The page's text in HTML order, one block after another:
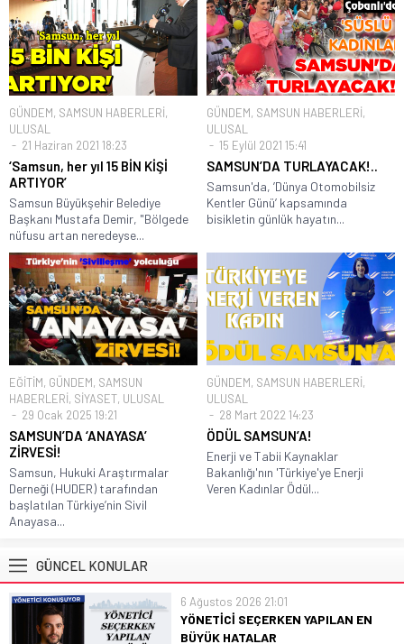
GÜNDEM, SAMSUN HABERLERİ,
ULUSAL
21 Haziran 2021 18:23
‘Samsun, her yıl 15 BİN KİŞİ
ARTIYOR’
Samsun Büyükşehir Belediye
Başkanı Mustafa Demir, "Bölgede
nüfusu artan neredeyse...
GÜNDEM, SAMSUN HABERLERİ,
ULUSAL
15 Eylül 2021 15:41
SAMSUN’DA TURLAYACAK!..
Samsun'da, ’Dünya Otomobilsiz
Kentler Günü’ kapsamında
bisikletin günlük hayatın...
EĞİTİM, GÜNDEM, SAMSUN
HABERLERİ, SİYASET, ULUSAL
29 Ocak 2025 19:21
SAMSUN’DA ‘ANAYASA’
ZİRVESİ!
Samsun, Hukuki Araştırmalar
Derneği (HUDER) tarafından
başlatılan Türkiye’nin Sivil
Anayasa...
GÜNDEM, SAMSUN HABERLERİ,
ULUSAL
28 Mart 2022 14:23
ÖDÜL SAMSUN’A!
Enerji ve Tabii Kaynaklar
Bakanlığı'nın 'Türkiye'ye Enerji
Veren Kadınlar Ödül...
GÜNCEL KONULAR
6 Ağustos 2026 21:01
YÖNETİCİ SEÇERKEN YAPILAN EN
BÜYÜK HATALAR